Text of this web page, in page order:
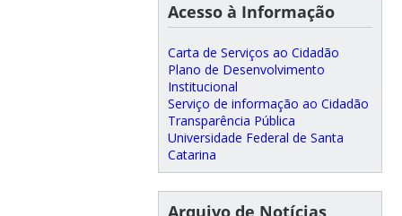
Acesso à Informação
Carta de Serviços ao Cidadão
Plano de Desenvolvimento
Institucional
Serviço de informação ao Cidadão
Transparência Pública
Universidade Federal de Santa
Catarina
Arquivo de Notícias